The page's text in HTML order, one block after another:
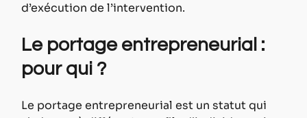
d’exécution de l’intervention.
Le portage entrepreneurial :
pour qui ?
Le portage entrepreneurial est un statut qui